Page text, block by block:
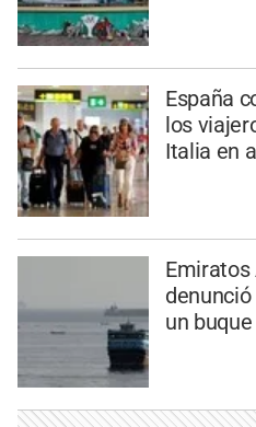
España
los
Italia en
Emiratos
un